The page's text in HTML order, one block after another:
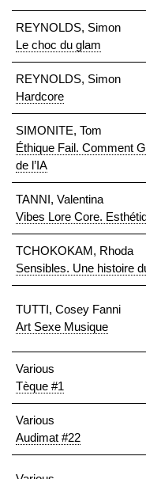
REYNOLDS, Simon
Le choc du glam
REYNOLDS, Simon
Hardcore
SIMONITE, Tom
Éthique Fail. Comment
de l’IA
TANNI, Valentina
Vibes Lore Core.
TCHOKOKAM, Rhoda
Sensibles. Une histoire
TUTTI, Cosey Fanni
Art Sexe Musique
Various
Tèque #1
Various
Audimat #22